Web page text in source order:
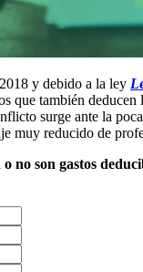
y debido a la ley
que también
surge ante la
muy reducido de
o no son gastos